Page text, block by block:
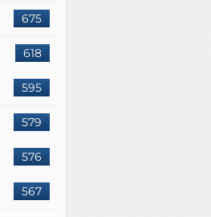
675
618
595
579
576
567